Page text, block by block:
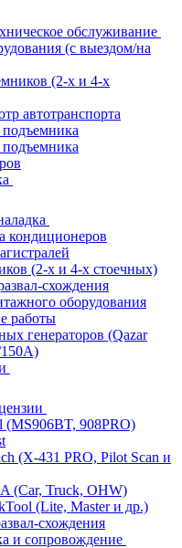
обслуживание
(с выездом/на
(2-х и 4-х
автотранспорта
кондиционеров
(2-х и 4-х стоечных)
схождения
оборудования
работы
генераторов (Qazar
908PRO)
(X-431 PRO, Pilot Scan и
(Car, Truck, OHW)
(Lite, Master и др.)
схождения
и сопровождение